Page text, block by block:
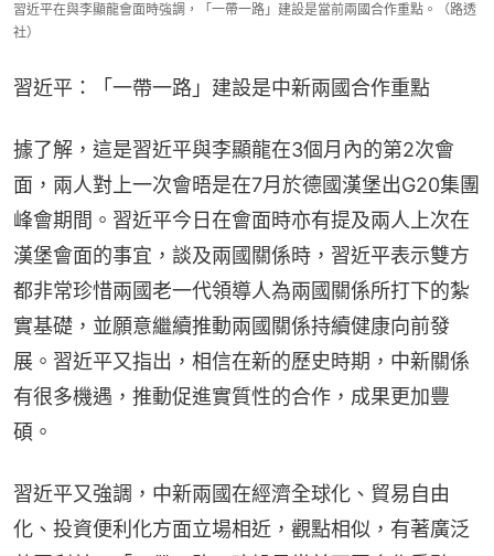
習近平在與李顯龍會面時強調，「一帶一路」建設是當前兩國合作重點。（路透
社）
習近平：「一帶一路」建設是中新兩國合作重點
據了解，這是習近平與李顯龍在3個月內的第2次會
面，兩人對上一次會晤是在7月於德國漢堡出G20集團
峰會期間。習近平今日在會面時亦有提及兩人上次在
漢堡會面的事宜，談及兩國關係時，習近平表示雙方
都非常珍惜兩國老一代領導人為兩國關係所打下的紮
實基礎，並願意繼續推動兩國關係持續健康向前發
展。習近平又指出，相信在新的歷史時期，中新關係
有很多機遇，推動促進實質性的合作，成果更加豐
碩。
習近平又強調，中新兩國在經濟全球化、貿易自由
化、投資便利化方面立場相近，觀點相似，有著廣泛